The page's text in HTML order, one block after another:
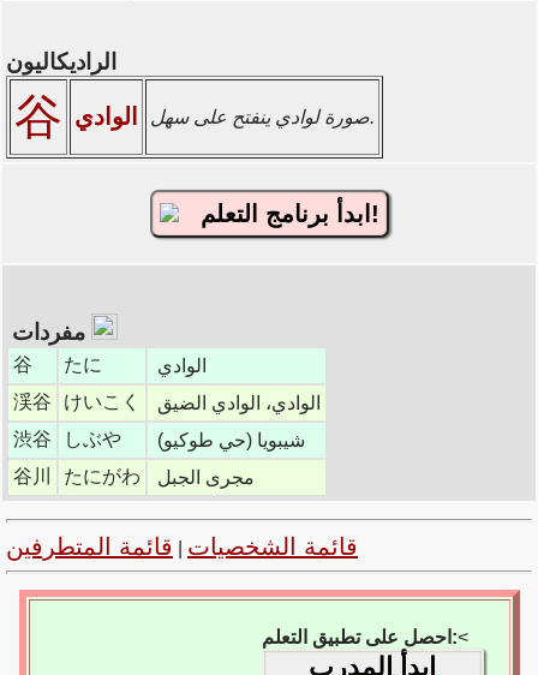
الراديكاليون
谷 الوادي صورة لوادي ينفتح على سهل.
ابدأ برنامج التعلم!
谷 たに
الوادي
渓谷
けいこく
الوادي، الوادي الضيق
渋谷
しぶや
شيبويا (حي طوكيو)
谷川
たにがわ مجرى الجبل
قائمة الشخصيات قائمة المتطرفين
احصل على تطبيق التعلم:<
ابدأ المدرب